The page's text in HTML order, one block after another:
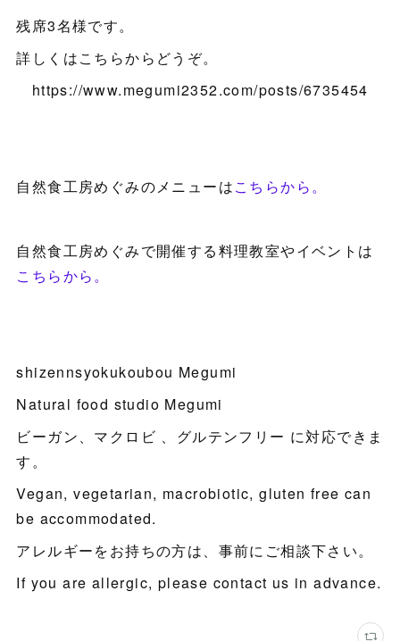
残席3名様です。
詳しくはこちらからどうぞ。
https://www.megumi2352.com/posts/6735454
自然食工房めぐみのメニューはこちらから。
自然食工房めぐみで開催する料理教室やイベントは
こちらから。
shizennsyokukoubou Megumi
Natural food studio Megumi
ビーガン、マクロビ 、グルテンフリー に対応できま
す。
Vegan, vegetarian, macrobiotic, gluten free can
be accommodated.
アレルギーをお持ちの方は、事前にご相談下さい。
If you are allergic, please contact us in advance.